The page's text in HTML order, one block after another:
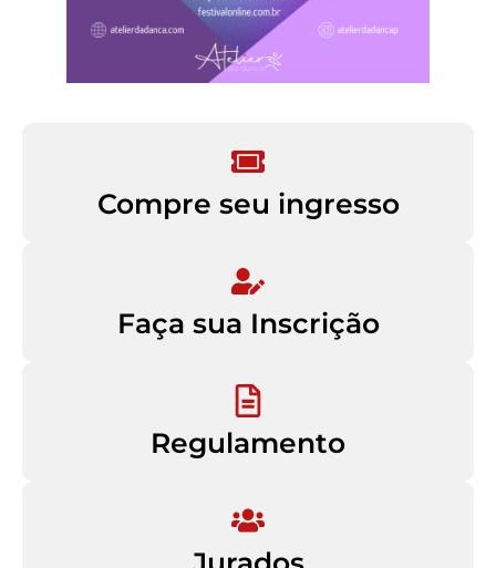
Compre seu ingresso
Faça sua Inscrição
Regulamento